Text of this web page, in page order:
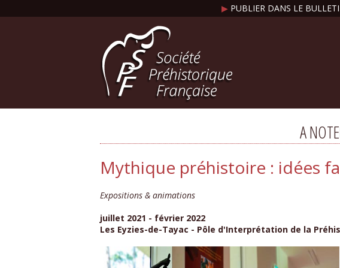
▶ PUBLIER DANS LE
A
Mythique préhistoire : idées
Expositions & animations
juillet 2021 - février 2022
Les Eyzies-de-Tayac - Pôle d'Interprétation de la